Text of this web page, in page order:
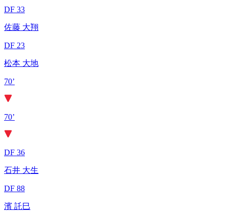
DF 33
佐藤 大翔
DF 23
松本 大地
70’
70’
DF 36
石井 大生
DF 88
濱 託巳